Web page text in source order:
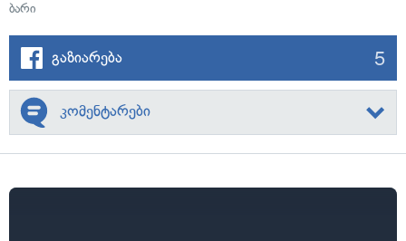
ბარი
გაზიარება 5
კომენტარები